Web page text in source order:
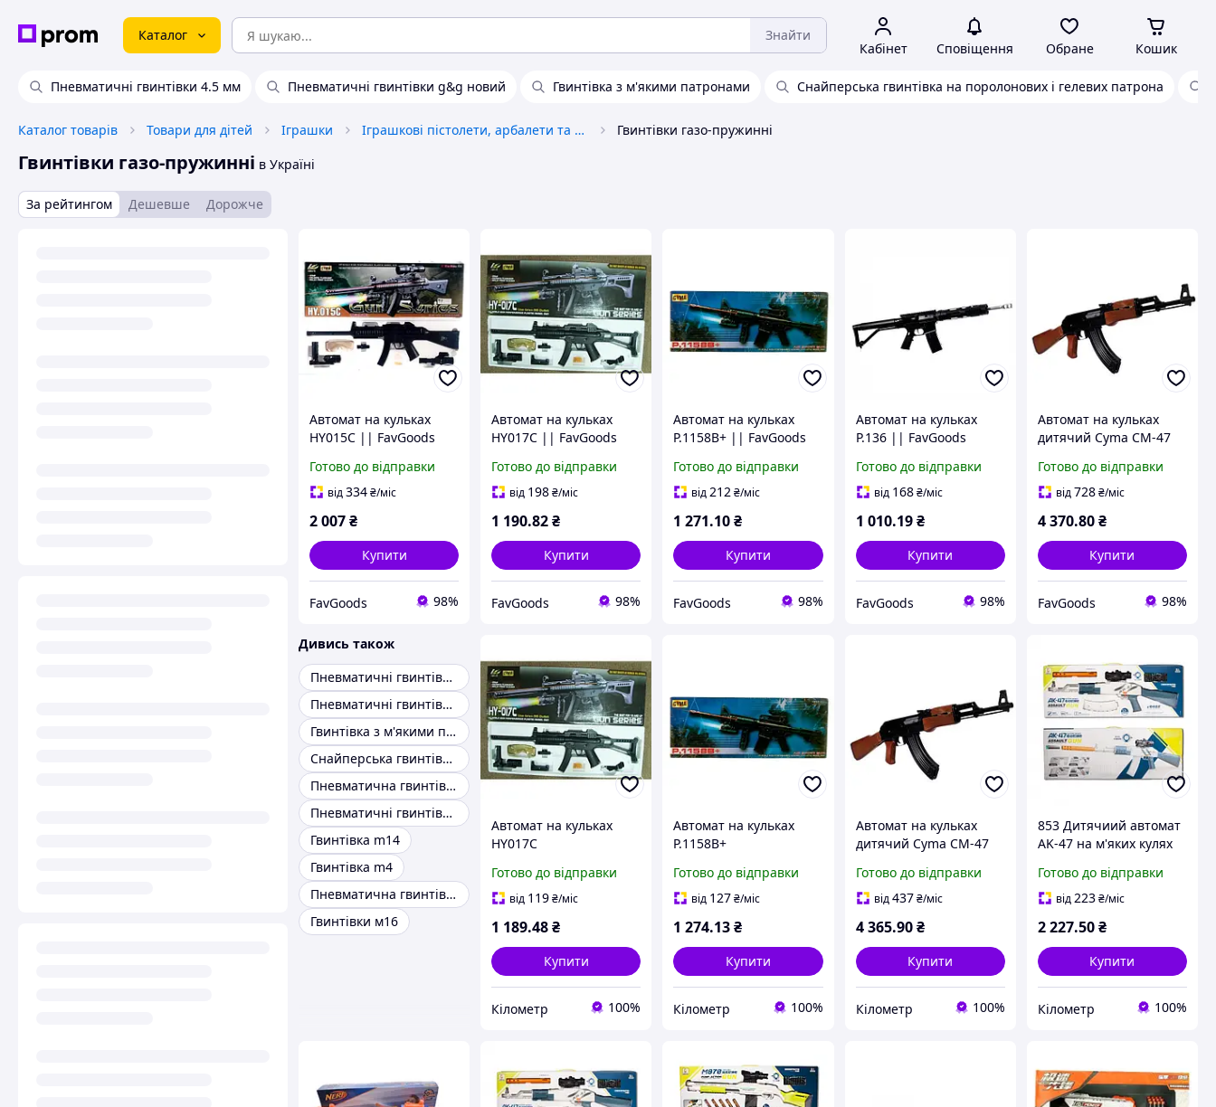
Каталог Знайти
Кабінет Сповіщення Обране Кошик
Пневматичні гвинтівки 4.5 мм Пневматичні гвинтівки g&g новий Гвинтівка з м'якими патронами Снайперська гвинтівка на поролонових і гелевих патрона
Каталог товарів Товари для дітей Іграшки Іграшкові пістолети, арбалети та шаблі Гвинтівки газо-пружинні
Гвинтівки газо-пружинні в Україні
За рейтингом Дешевше Дорожче
Автомат на кульках
HY015С || FavGoods
Готово до відправки
від334₴/міс
2 007₴
Купити
FavGoods 98%
Автомат на кульках
HY017C || FavGoods
Готово до відправки
від 198₴/міс
1 190.82₴
Купити
FavGoods 98%
Автомат на кульках
P.1158B+ || FavGoods
Готово до відправки
від212₴/міс
1 271.10₴
Купити
FavGoods 98%
Автомат на кульках
P.136 || FavGoods
Готово до відправки
від 168 ₴/міс
1 010.19 ₴
Купити
FavGoods 98%
Автомат на кульках
дитячий Cyma СМ-47
Готово до відправки
від728₴/міс
4 370.80₴
Купити
FavGoods 98%
Дивись також
Пневматичні гвинтівки 4.5 мм
Пневматичні гвинтівки g&g новий
Гвинтівка з м'якими патронами
Снайперська гвинтівка на поролонових і гелевих патрона
Пневматична гвинтівка 500 м/с багатозарядна
Пневматичні гвинтівки 4.5 kral
Гвинтівка m14
Гвинтівка m4
Пневматична гвинтівка рср із попереднім накачуванням
Гвинтівки м16
Автомат на кульках
HY017C
Готово до відправки
від 119₴/міс
1 189.48₴
Купити
Кілометр 100%
Автомат на кульках
P.1158B+
Готово до відправки
від 127₴/міс
1 274.13₴
Купити
Кілометр 100%
Автомат на кульках
дитячий Cyma СМ-47
Готово до відправки
від437 ₴/міс
4 365.90 ₴
Купити
Кілометр 100%
853 Дитячиий автомат
AK-47 на м'яких кулях
Готово до відправки
від223₴/міс
2 227.50₴
Купити
Кілометр 100%